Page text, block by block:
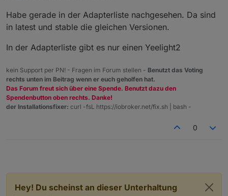
Habe gerade in der Adapterliste nachgesehen. Da sind
in latest und stable die gleichen Versionen.
In der Adapterliste gibt es nur einen Yeelight2
kein Support per PN! - Fragen im Forum stellen - Benutzt das Voting
rechts unten im Beitrag wenn er euch geholfen hat.
Das Forum freut sich über eine Spende. Benutzt dazu den
Spendenbutton oben rechts. Danke!
der Installationsfixer: curl -fsL https://iobroker.net/fix.sh | bash -
0
Hey! Du scheinst an dieser Unterhaltung